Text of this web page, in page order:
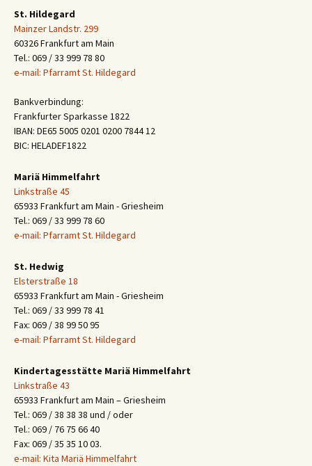
St. Hildegard
Mainzer Landstr. 299
60326 Frankfurt am Main
Tel.: 069 / 33 999 78 80
e-mail: Pfarramt St. Hildegard
Bankverbindung:
Frankfurter Sparkasse 1822
IBAN: DE65 5005 0201 0200 7844 12
BIC: HELADEF1822
Mariä Himmelfahrt
Linkstraße 45
65933 Frankfurt am Main - Griesheim
Tel.: 069 / 33 999 78 60
e-mail: Pfarramt St. Hildegard
St. Hedwig
Elsterstraße 18
65933 Frankfurt am Main - Griesheim
Tel.: 069 / 33 999 78 41
Fax: 069 / 38 99 50 95
e-mail: Pfarramt St. Hildegard
Kindertagesstätte Mariä Himmelfahrt
Linkstraße 43
65933 Frankfurt am Main – Griesheim
Tel.: 069 / 38 38 38 und / oder
Tel.: 069 / 76 75 66 40
Fax: 069 / 35 35 10 03.
e-mail: Kita Mariä Himmelfahrt